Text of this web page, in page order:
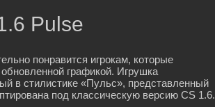
Pulse
понравится игрокам, которые
графикой. Игрушка
в стилистике «Пульс», представленный
под классическую версию CS 1.6.